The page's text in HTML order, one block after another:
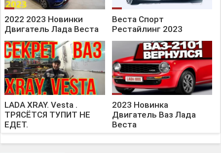
2022 2023 Новинки
Двигатель Лада Веста
Веста Спорт
Рестайлинг 2023
LADA XRAY. Vesta .
ТРЯСЁТСЯ ТУПИТ НЕ
ЕДЕТ.
2023 Новинка
Двигатель Ваз Лада
Веста